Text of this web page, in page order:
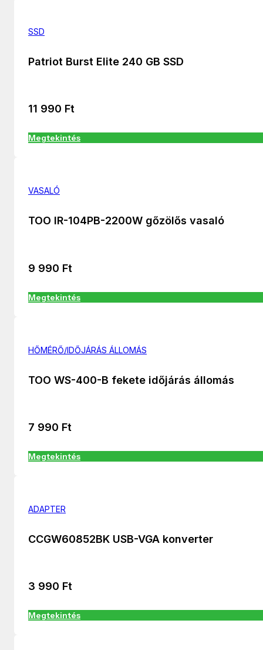
SSD
Patriot Burst Elite 240 GB SSD
11 990 Ft
Megtekintés
VASALÓ
TOO IR-104PB-2200W gőzölős vasaló
9 990 Ft
Megtekintés
HŐMÉRŐ/IDŐJÁRÁS ÁLLOMÁS
TOO WS-400-B fekete időjárás állomás
7 990 Ft
Megtekintés
ADAPTER
CCGW60852BK USB-VGA konverter
3 990 Ft
Megtekintés